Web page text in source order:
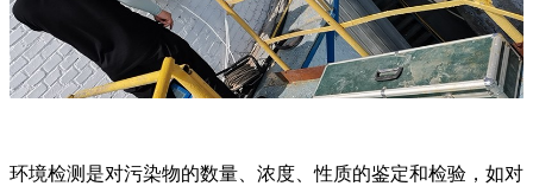
环境检测是对污染物的数量、浓度、性质的鉴定和检验，如对